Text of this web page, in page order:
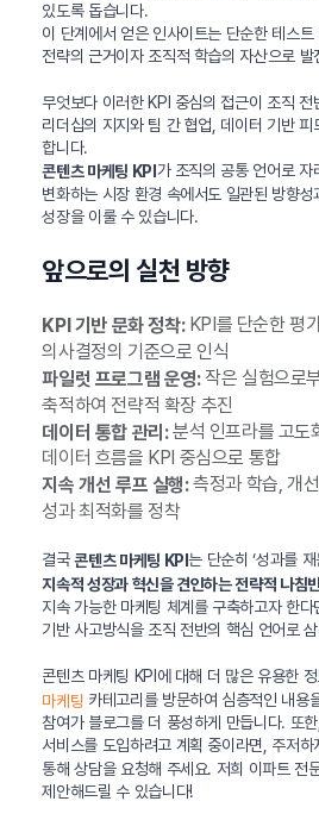
있도록 돕습니다.
이 단계에서 얻은 인사이트는 단순한 테스
전략의 근거이자 조직적 학습의 자산으로 발
무엇보다 이러한 KPI 중심의 접근이 조직 전
리더십의 지지와 팀 간 협업, 데이터 기반 피
합니다.
콘텐츠 마케팅 KPI 가 조직의 공통 언어로 자
변화하는 시장 환경 속에서도 일관된 방향
성장을 이룰 수 있습니다.
앞으로의 실천 방향
KPI 기반 문화 정착:KPI를 단순한 평
의사결정의 기준으로 인식
파일럿 프로그램 운영:작은 실험으로
축적하여 전략적 확장 추진
데이터 통합 관리:분석 인프라를 고도
데이터 흐름을 KPI 중심으로 통합
지속 개선 루프 실행:측정과 학습, 개
성과 최적화를 정착
결국콘텐츠 마케팅 KPI 는 단순히 ‘성과를
지속적 성장과 혁신을 견인하는 전략적 나침
지속 가능한 마케팅 체계를 구축하고자 한
기반 사고방식을 조직 전반의 핵심 언어로
콘텐츠 마케팅 KPI에 대해 더 많은 유용한 정
마케팅 카테고리를 방문하여 심층적인 내용
참여가 블로그를 더 풍성하게 만듭니다. 또
서비스를 도입하려고 계획 중이라면, 주저하
통해 상담을 요청해 주세요. 저희 이파트 전
제안해드릴 수 있습니다!